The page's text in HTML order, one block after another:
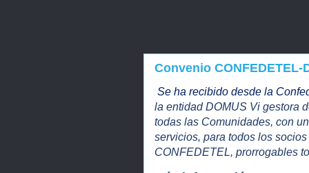
Convenio CONFEDETEL-
Se ha recibido desde la
la entidad DOMUS Vi gestora
todas las Comunidades, con
servicios, para todos los
CONFEDETEL, prorrogables